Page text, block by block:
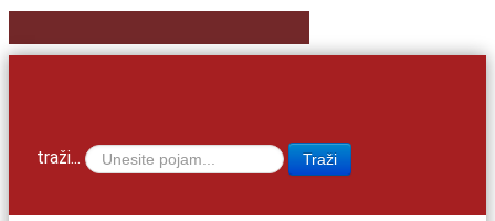
traži... Traži